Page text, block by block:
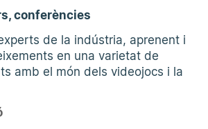
conferències
de la indústria, aprenent i
en una varietat de
amb el món dels videojocs i la